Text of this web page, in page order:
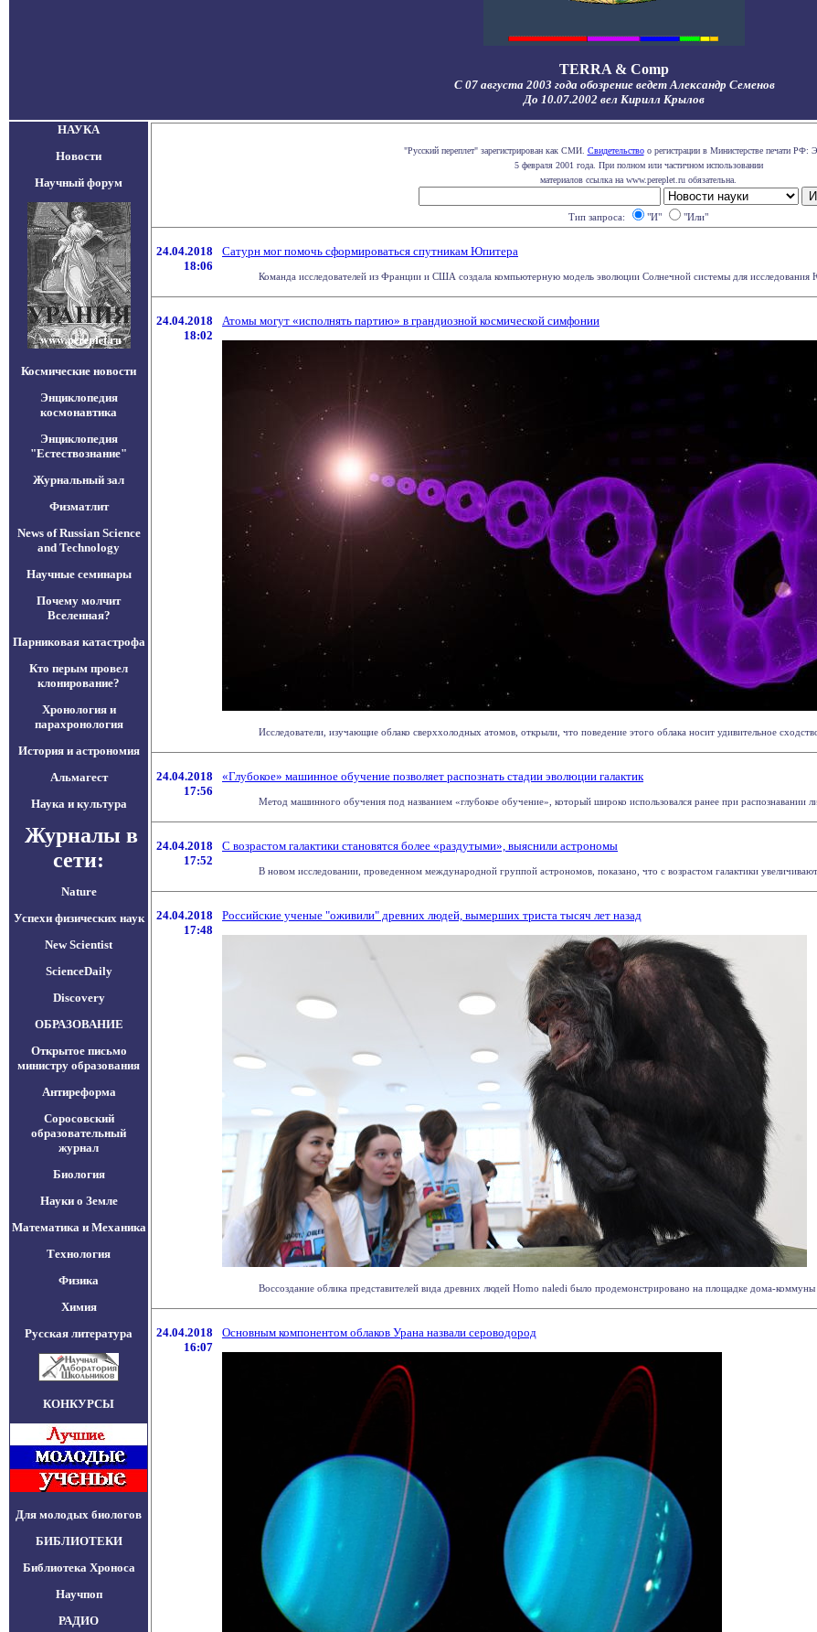
TERRA & Comp
С 07 августа 2003 года обозрение ведет Александр Семенов
До 10.07.2002 вел Кирилл Крылов
НАУКА
Новости
Научный форум
Космические новости
Энциклопедия
космонавтика
Энциклопедия
"Естествознание"
Журнальный зал
Физматлит
News of Russian Science
and Technology
Научные семинары
Почему молчит
Вселенная?
Парниковая катастрофа
Кто перым провел
клонирование?
Хронология и
парахронология
История и астрономия
Альмагест
Наука и культура
Журналы в
сети:
Nature
Успехи физических наук
New Scientist
ScienceDaily
Discovery
ОБРАЗОВАНИЕ
Открытое письмо
министру образования
Антиреформа
Соросовский
образовательный
журнал
Биология
Науки о Земле
Математика и Механика
Технология
Физика
Химия
Русская литература
КОНКУРСЫ
Для молодых биологов
БИБЛИОТЕКИ
Библиотека Хроноса
Научпоп
РАДИО
"Русский переплет" зарегистрирован как СМИ. Свидетельствоо регистрации в Министерстве печати РФ:
5 февраля 2001 года. При полном или частичном использовании
материалов ссылка на www.pereplet.ru обязательна.
Тип запроса: "И" "Или"
24.04.2018
18:06
Сатурн мог помочь сформироваться спутникам Юпитера
Команда исследователей из Франции и США создала компьютерную модель эволюции Солнечной системы для исследования
24.04.2018
18:02
Атомы могут «исполнять партию» в грандиозной космической симфонии
Исследователи, изучающие облако сверххолодных атомов, открыли, что поведение этого облака носит удивительное
24.04.2018
17:56
«Глубокое» машинное обучение позволяет распознать стадии эволюции галактик
Метод машинного обучения под названием «глубокое обучение», который широко использовался ранее при распознавании
24.04.2018
17:52
С возрастом галактики становятся более «раздутыми», выяснили астрономы
В новом исследовании, проведенном международной группой астрономов, показано, что с возрастом галактики
24.04.2018
17:48
Российские ученые "оживили" древних людей, вымерших триста тысяч лет назад
Воссоздание облика представителей вида древних людей Homo naledi было продемонстрировано на площадке дома-
24.04.2018
16:07
Основным компонентом облаков Урана назвали сероводород